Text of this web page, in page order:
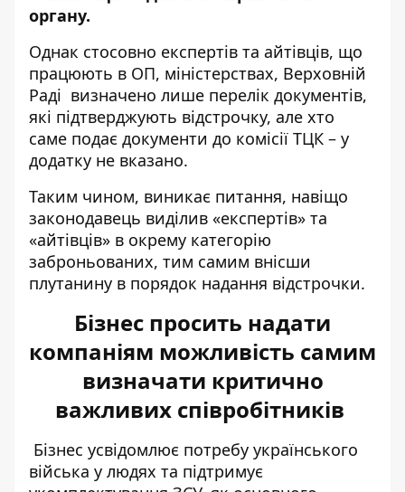
органу.
Однак стосовно експертів та айтівців, що
працюють в ОП, міністерствах, Верховній
Раді визначено лише перелік документів,
які підтверджують відстрочку, але хто
саме подає документи до комісії ТЦК – у
додатку не вказано.
Таким чином, виникає питання, навіщо
законодавець виділив «експертів» та
«айтівців» в окрему категорію
заброньованих, тим самим внісши
плутанину в порядок надання відстрочки.
Бізнес просить надати
компаніям можливість самим
визначати критично
важливих співробітників
Бізнес усвідомлює потребу українського
війська у людях та підтримує